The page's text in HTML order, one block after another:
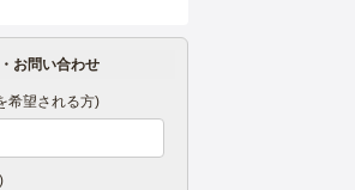
お問い合わせ
希望される方)